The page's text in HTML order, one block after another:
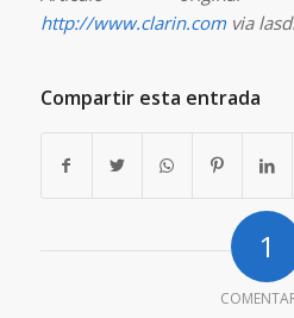
http://www.clarin.comvia
Compartir esta entrada
1